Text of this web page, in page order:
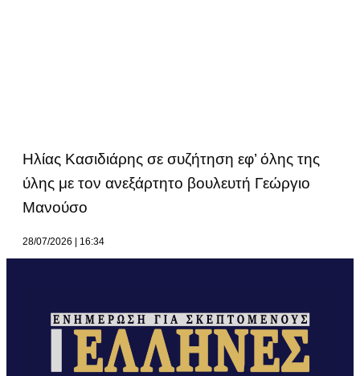
Ηλίας Κασιδιάρης σε συζήτηση εφ’ όλης της
ύλης με τον ανεξάρτητο βουλευτή Γεώργιο
Μανούσο
28/07/2026 16:34